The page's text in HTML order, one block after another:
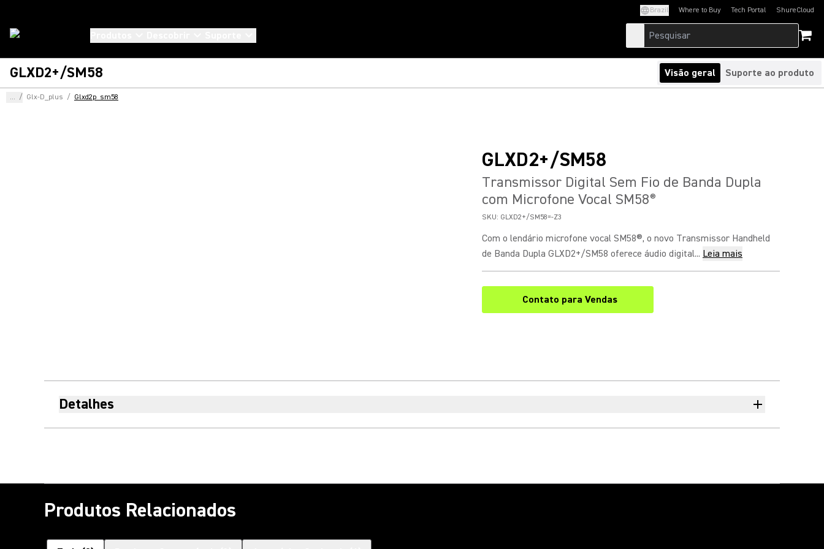
Brazil Where to Buy Tech Portal
(Opens in a new tab)ShureCloud
(Opens in a new
GLXD2+/SM58 Visão geral Suporte ao produto
... / Glx-D_plus / Glxd2p_sm58
GLXD2+/SM58
Transmissor Digital Sem Fio de Banda Dupla
com Microfone Vocal SM58®
SKU: GLXD2+/SM58=-Z3
Com o lendário microfone vocal SM58®, o novo Transmissor Handheld
de Banda Dupla GLXD2+/SM58 oferece áudio digital... Leia mais
Contato para Vendas
Detalhes
Produtos Relacionados